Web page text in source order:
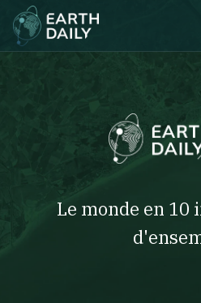
Le monde en 10